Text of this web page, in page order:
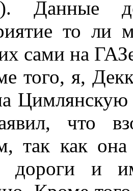
Данные
то
сами на
я,
что
так как она
дороги и